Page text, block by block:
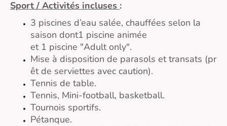
Sport / Activités incluses :
3 piscines d’eau salée, chauffées selon la
saison dont1 piscine animée
et 1 piscine "Adult only".
Mise à disposition de parasols et transats (pr
êt de serviettes avec caution).
Tennis de table.
Tennis, Mini-football, basketball.
Tournois sportifs.
Pétanque.